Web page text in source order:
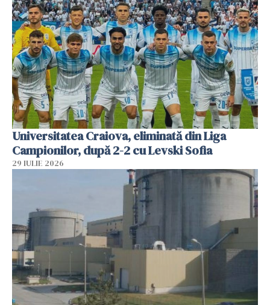
Universitatea Craiova, eliminată din Liga
Campionilor, după 2-2 cu Levski Sofia
29 IULIE 2026